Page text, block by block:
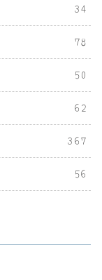
34
78
50
62
367
56